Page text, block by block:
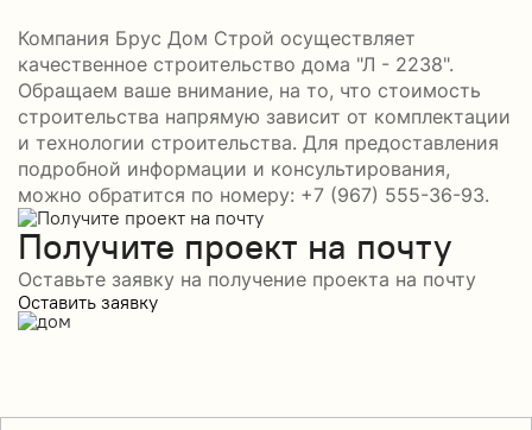
Компания Брус Дом Строй осуществляет
качественное строительство дома "Л - 2238".
Обращаем ваше внимание, на то, что стоимость
строительства напрямую зависит от комплектации
и технологии строительства. Для предоставления
подробной информации и консультирования,
можно обратится по номеру: +7 (967) 555-36-93.
Получите проект на почту
Оставьте заявку на получение проекта на почту
Оставить заявку